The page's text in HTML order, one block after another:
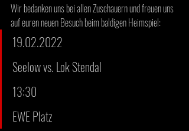
Wir bedanken uns bei allen Zuschauern und freuen uns
auf euren neuen Besuch beim baldigen Heimspiel:
19.02.2022
Seelow vs. Lok Stendal
13:30
EWE Platz